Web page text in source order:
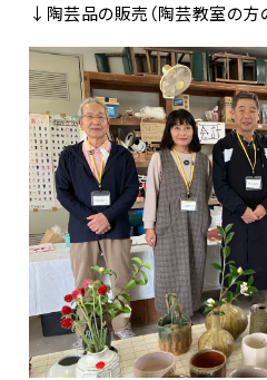
↓陶芸品の販売（陶芸教室の方